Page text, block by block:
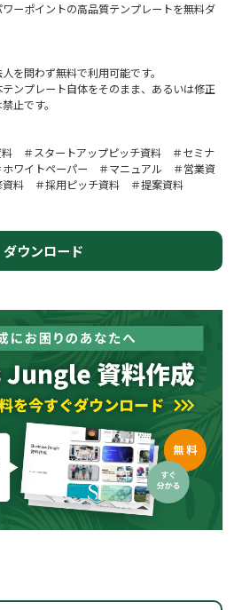
ーポイントの高品質テンプレートを無料ダ
を問わず無料で利用可能です。
ンプレート自体をそのまま、あるいは修正
止です。
＃スタートアップピッチ資料 ＃セミナ
ワイトペーパー ＃マニュアル ＃営業資
料 ＃採用ピッチ資料 ＃提案資料
ダウンロード